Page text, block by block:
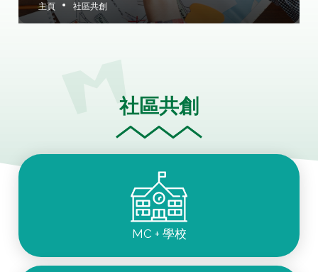
主頁 社區共創
社區共創
MC + 學校